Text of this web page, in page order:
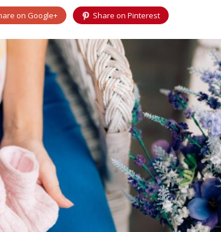
on Google+ Share on Pinterest